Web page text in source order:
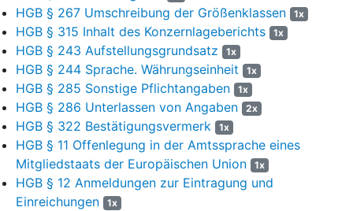
HGB § 267 Umschreibung der Größenklassen 1x
HGB § 315 Inhalt des Konzernlageberichts 1x
HGB § 243 Aufstellungsgrundsatz 1x
HGB § 244 Sprache. Währungseinheit 1x
HGB § 285 Sonstige Pflichtangaben 1x
HGB § 286 Unterlassen von Angaben 2x
HGB § 322 Bestätigungsvermerk 1x
HGB § 11 Offenlegung in der Amtssprache eines
Mitgliedstaats der Europäischen Union
1x
HGB § 12 Anmeldungen zur Eintragung und
Einreichungen
1x